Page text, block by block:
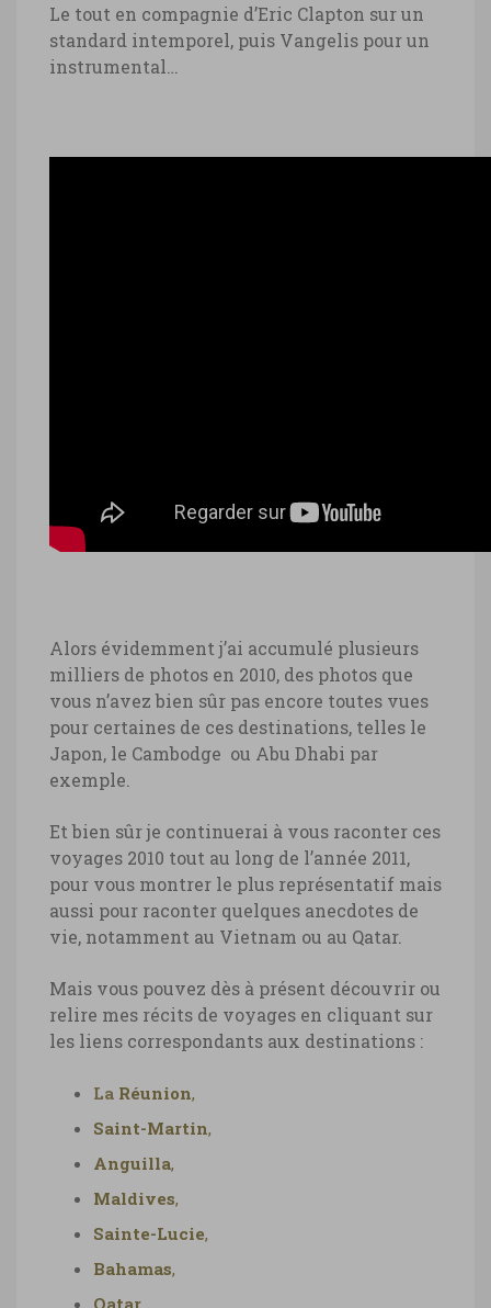
Le tout en compagnie d’Eric Clapton sur un
standard intemporel, puis Vangelis pour un
instrumental…
Alors évidemment j’ai accumulé plusieurs
milliers de photos en 2010, des photos que
vous n’avez bien sûr pas encore toutes vues
pour certaines de ces destinations, telles le
Japon, le Cambodge ou Abu Dhabi par
exemple.
Et bien sûr je continuerai à vous raconter ces
voyages 2010 tout au long de l’année 2011,
pour vous montrer le plus représentatif mais
aussi pour raconter quelques anecdotes de
vie, notamment au Vietnam ou au Qatar.
Mais vous pouvez dès à présent découvrir ou
relire mes récits de voyages en cliquant sur
les liens correspondants aux destinations :
La Réunion,
Saint-Martin,
Anguilla,
Maldives,
Sainte-Lucie,
Bahamas,
Qatar